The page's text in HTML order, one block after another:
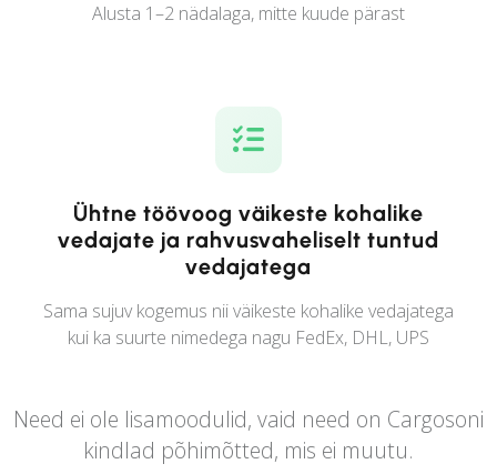
Alusta 1–2 nädalaga, mitte kuude pärast
Ühtne töövoog väikeste kohalike
vedajate ja rahvusvaheliselt tuntud
vedajatega
Sama sujuv kogemus nii väikeste kohalike vedajatega
kui ka suurte nimedega nagu FedEx, DHL, UPS
Need ei ole lisamoodulid, vaid need on Cargosoni
kindlad põhimõtted, mis ei muutu.